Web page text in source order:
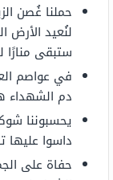
حملنا غُصن
لنُعيد الأرض
ستبقى منارًا
في عواصم
دم الشهداء
يحسبوننا
داسوا عليها
حفاة على